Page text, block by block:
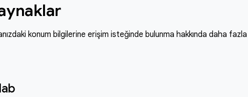
konum bilgilerine erişim isteğinde bulunma hakkında daha